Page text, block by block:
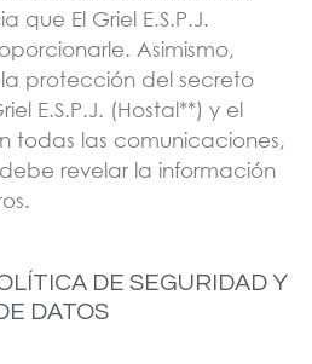
que El Griel E.S.P.J.
Asimismo,
protección del secreto
E.S.P.J. (Hostal**) y el
todas las comunicaciones,
revelar la información
DE SEGURIDAD Y
DATOS